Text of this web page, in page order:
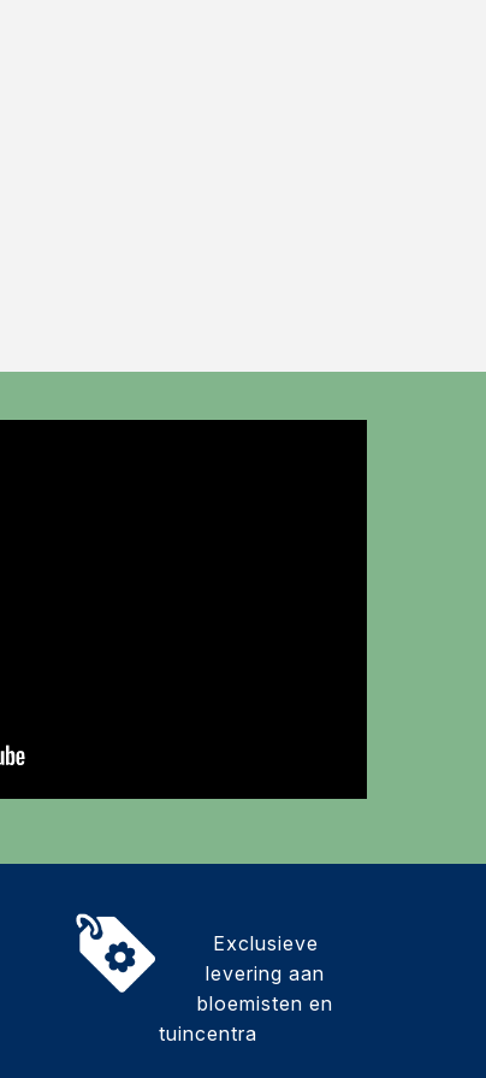
Exclusieve
levering aan
bloemisten en
tuincentra